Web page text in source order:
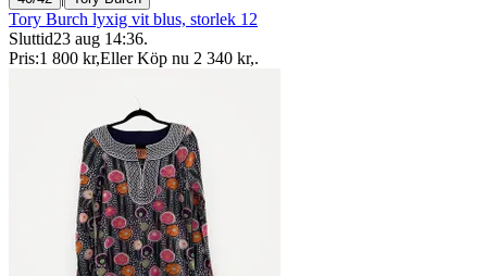
Tory Burch lyxig vit blus, storlek 12
Sluttid23 aug 14:36.
Pris:1 800 kr,Eller Köp nu 2 340 kr,.